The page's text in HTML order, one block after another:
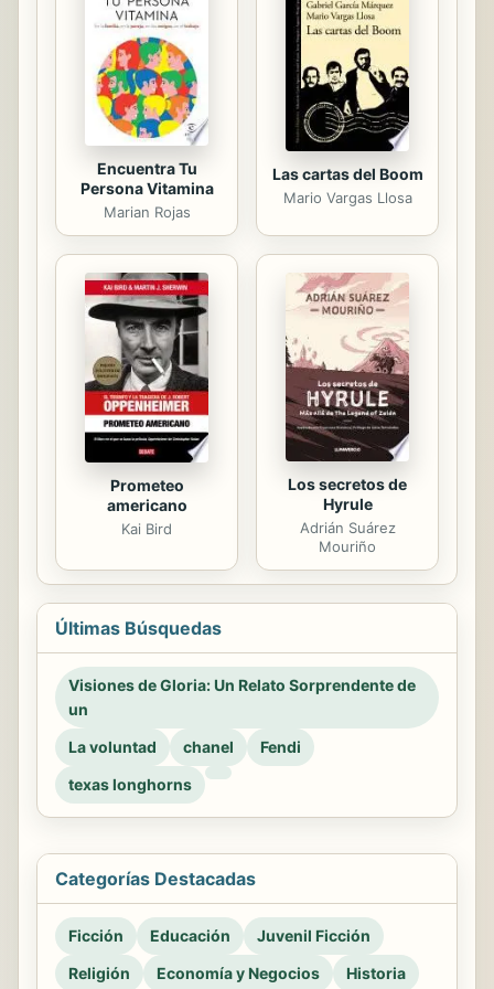
engañar a los demás porque
pertenecía a la nueva clase social
que surgió en México debido a la
revolución y cuyos valores
principales eran el dinero y el poder.
Al...
Encuentra Tu
Persona Vitamina
Marian Rojas
Las cartas del Boom
Mario Vargas Llosa
Prometeo
americano
Kai Bird
Los secretos de
Hyrule
Adrián Suárez
Mouriño
Últimas Búsquedas
Visiones de Gloria: Un Relato Sorprendente de
un
La voluntad
chanel
Fendi
texas longhorns
Categorías Destacadas
Ficción Educación
Juvenil Ficción
Religión
Economía y Negocios Historia